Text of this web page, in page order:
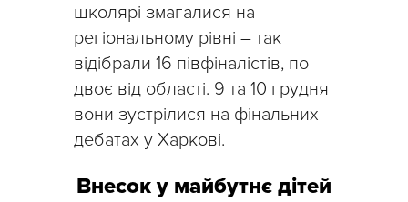
школярі змагалися на
регіональному рівні – так
відібрали 16 півфіналістів, по
двоє від області. 9 та 10 грудня
вони зустрілися на фінальних
дебатах у Харкові.
Внесок у майбутнє дітей